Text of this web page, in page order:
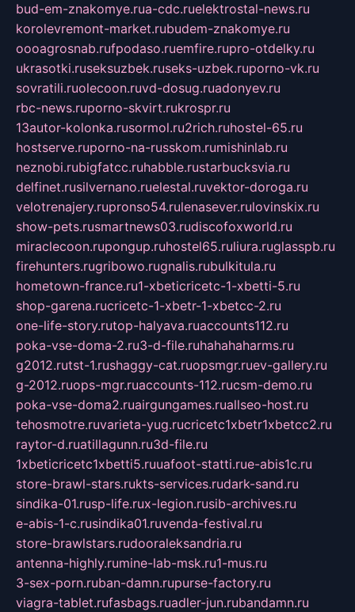
bud-em-znakomye.rua-cdc.ruelektrostal-news.ru
korolevremont-market.rubudem-znakomye.ru
oooagrosnab.rufpodaso.ruemfire.rupro-otdelky.ru
ukrasotki.ruseksuzbek.ruseks-uzbek.ruporno-vk.ru
sovratili.ruolecoon.ruvd-dosug.ruadonyev.ru
rbc-news.ruporno-skvirt.rukrospr.ru
13autor-kolonka.rusormol.ru2rich.ruhostel-65.ru
hostserve.ruporno-na-russkom.rumishinlab.ru
neznobi.rubigfatcc.ruhabble.rustarbucksvia.ru
delfinet.rusilvernano.ruelestal.ruvektor-doroga.ru
velotrenajery.rupronso54.rulenasever.rulovinskix.ru
show-pets.rusmartnews03.rudiscofoxworld.ru
miraclecoon.rupongup.ruhostel65.ruliura.ruglasspb.ru
firehunters.rugribowo.rugnalis.rubulkitula.ru
hometown-france.ru1-xbeticricetc-1-xbetti-5.ru
shop-garena.rucricetc-1-xbetr-1-xbetcc-2.ru
one-life-story.rutop-halyava.ruaccounts112.ru
poka-vse-doma-2.ru3-d-file.ruhahahaharms.ru
g2012.rutst-1.rushaggy-cat.ruopsmgr.ruev-gallery.ru
g-2012.ruops-mgr.ruaccounts-112.rucsm-demo.ru
poka-vse-doma2.ruairgungames.ruallseo-host.ru
tehosmotre.ruvarieta-yug.rucricetc1xbetr1xbetcc2.ru
raytor-d.ruatillagunn.ru3d-file.ru
1xbeticricetc1xbetti5.ruuafoot-statti.rue-abis1c.ru
store-brawl-stars.rukts-services.rudark-sand.ru
sindika-01.rusp-life.rux-legion.rusib-archives.ru
e-abis-1-c.rusindika01.ruvenda-festival.ru
store-brawlstars.rudooraleksandria.ru
antenna-highly.rumine-lab-msk.ru1-mus.ru
3-sex-porn.ruban-damn.rupurse-factory.ru
viagra-tablet.rufasbags.ruadler-jun.rubandamn.ru